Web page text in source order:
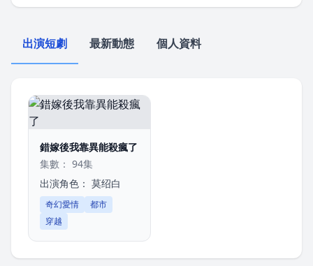
出演短劇 最新動態 個人資料
錯嫁後我靠異能殺瘋了
集數： 94集
出演角色： 莫绍白
奇幻愛情
都市
穿越